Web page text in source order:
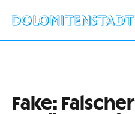
Fake: